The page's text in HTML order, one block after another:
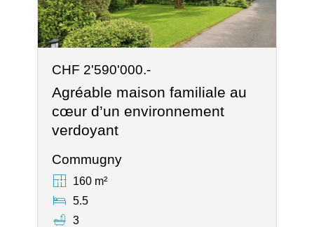
CHF 2'590'000.-
Agréable maison familiale au
cœur d’un environnement
verdoyant
Commugny
160 m²
5.5
3